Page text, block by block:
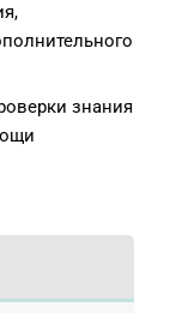
знания